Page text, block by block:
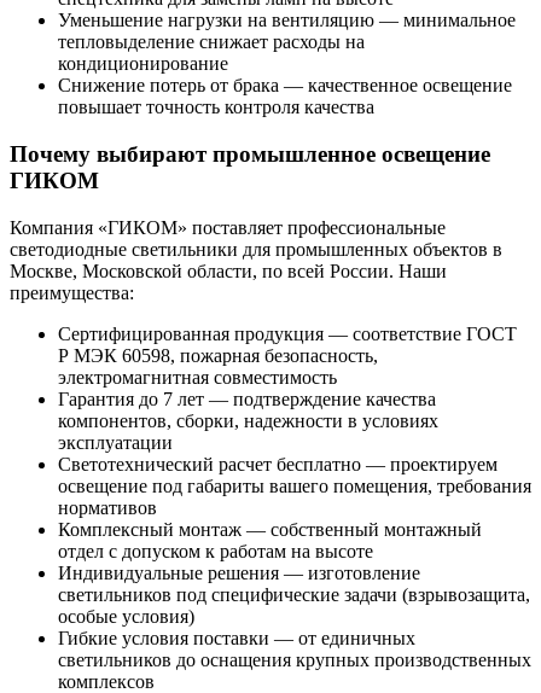
Уменьшение нагрузки на вентиляцию — минимальное
тепловыделение снижает расходы на
кондиционирование
Снижение потерь от брака — качественное освещение
повышает точность контроля качества
Почему выбирают промышленное освещение
ГИКОМ
Компания «ГИКОМ» поставляет профессиональные
светодиодные светильники для промышленных объектов в
Москве, Московской области, по всей России. Наши
преимущества:
Сертифицированная продукция — соответствие ГОСТ
Р МЭК 60598, пожарная безопасность,
электромагнитная совместимость
Гарантия до 7 лет — подтверждение качества
компонентов, сборки, надежности в условиях
эксплуатации
Светотехнический расчет бесплатно — проектируем
освещение под габариты вашего помещения, требования
нормативов
Комплексный монтаж — собственный монтажный
отдел с допуском к работам на высоте
Индивидуальные решения — изготовление
светильников под специфические задачи (взрывозащита,
особые условия)
Гибкие условия поставки — от единичных
светильников до оснащения крупных производственных
комплексов